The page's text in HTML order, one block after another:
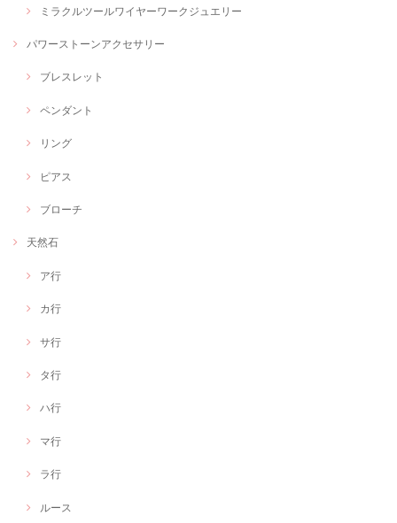
ミラクルツールワイヤーワークジュエリー
パワーストーンアクセサリー
ブレスレット
ペンダント
リング
ピアス
ブローチ
天然石
ア行
カ行
サ行
タ行
ハ行
マ行
ラ行
ルース